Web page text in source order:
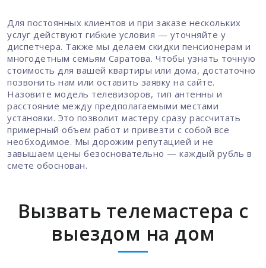
Для постоянных клиентов и при заказе нескольких
услуг действуют гибкие условия — уточняйте у
диспетчера. Также мы делаем скидки пенсионерам и
многодетным семьям Саратова. Чтобы узнать точную
стоимость для вашей квартиры или дома, достаточно
позвонить нам или оставить заявку на сайте.
Назовите модель телевизоров, тип антенны и
расстояние между предполагаемыми местами
установки. Это позволит мастеру сразу рассчитать
примерный объем работ и привезти с собой все
необходимое. Мы дорожим репутацией и не
завышаем цены безосновательно — каждый рубль в
смете обоснован.
Вызвать телемастера с
выездом на дом